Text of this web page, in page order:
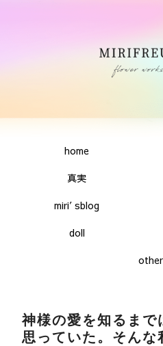
home
真実
miri′sblog
doll
神様の愛を知るまで
思っていた。そんな